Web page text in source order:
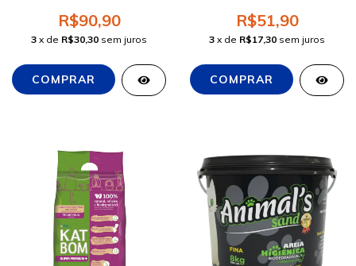
R$90,90
3 x de R$30,30 sem juros
R$51,90
3 x de R$17,30 sem juros